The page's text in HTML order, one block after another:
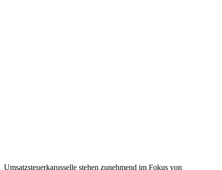
Umsatzsteuerkarusselle stehen zunehmend im Fokus von